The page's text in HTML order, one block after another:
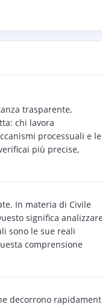
trasparente,
chi lavora
processuali e le
più precise,
In materia di Civile
significa
sono le sue reali
comprensione
decorrono